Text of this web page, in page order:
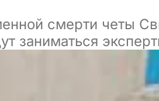
смерти четы
заниматься